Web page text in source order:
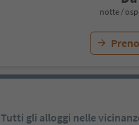
notte /
Tutti gli alloggi nelle